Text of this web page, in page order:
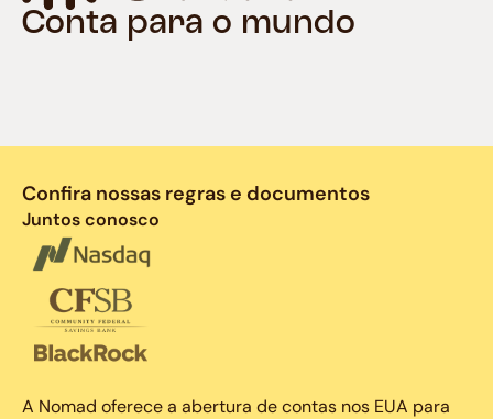
Conta para o mundo
Confira nossas regras e documentos
Juntos conosco
A Nomad oferece a abertura de contas nos EUA para